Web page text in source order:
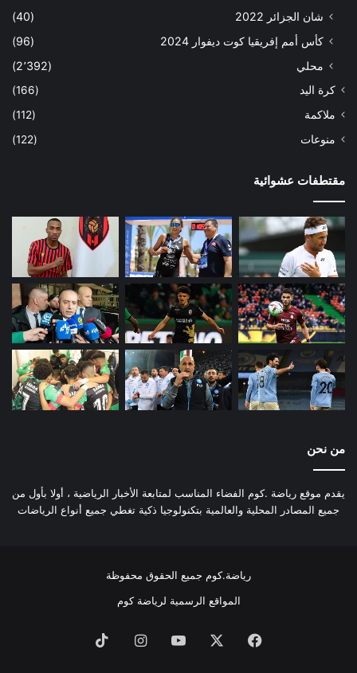
شان الجزائر 2022
(40)
كأس أمم إفريقيا كوت ديفوار 2024
(96)
محلي
(2٬392)
كرة اليد
(166)
ملاكمة
(112)
منوعات
(122)
مقتطفات عشوائية
من نحن
يقدم موقع رياضة .كوم الفضاء المناسب لمتابعة الأخبار الرياضية ، أولا بأول من
جميع المصادر المحلية والعالمية بتكنولوجيا ذكية تغطي جميع أنواع الرياضات
رياضة.كوم جميع الحقوق محفوظة
المواقع الرسمية لرياضة كوم
فيسبوك ‫YouTubeانستقرام